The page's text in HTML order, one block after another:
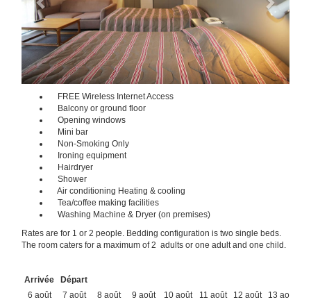
FREE Wireless Internet Access
Balcony or ground floor
Opening windows
Mini bar
Non-Smoking Only
Ironing equipment
Hairdryer
Shower
Air conditioning Heating & cooling
Tea/coffee making facilities
Washing Machine & Dryer (on premises)
Rates are for 1 or 2 people. Bedding configuration is two single beds.
The room caters for a maximum of 2 adults or one adult and one child.
Arrivée
Départ
6 août
7 août 8 août 9 août 10 août 11 août 12 août 13 août